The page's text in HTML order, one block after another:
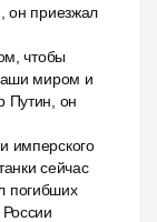
он приезжал
чтобы
миром и
Путин, он
имперского
сейчас
погибших